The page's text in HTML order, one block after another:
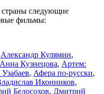
страны следующие
фильмы:
Александр Кулямин,
Анна Кузнецова, Артем:
, Афера по-русски,
Иконников,
Белосохов, Дмитрий